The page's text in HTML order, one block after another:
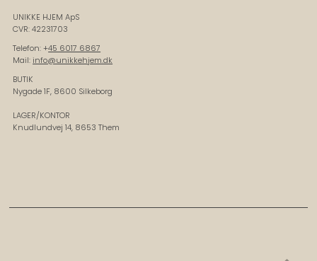
UNIKKE HJEM ApS
CVR: 42231703
Telefon: +45 6017 6867
Mail: info@unikkehjem.dk
BUTIK
Nygade 1F, 8600 Silkeborg
LAGER/KONTOR
Knudlundvej 14, 8653 Them